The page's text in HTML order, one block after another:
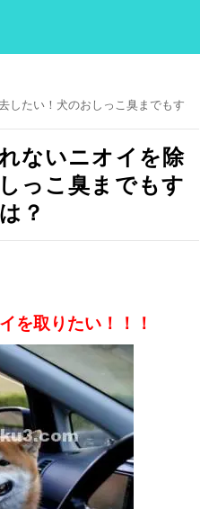
したい！犬のおしっこ臭までもす
ないニオイを除
っこ臭までもす
？
を取りたい！！！